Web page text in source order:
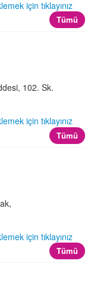
için tıklayınız
Tümü
102. Sk.
için tıklayınız
Tümü
için tıklayınız
Tümü